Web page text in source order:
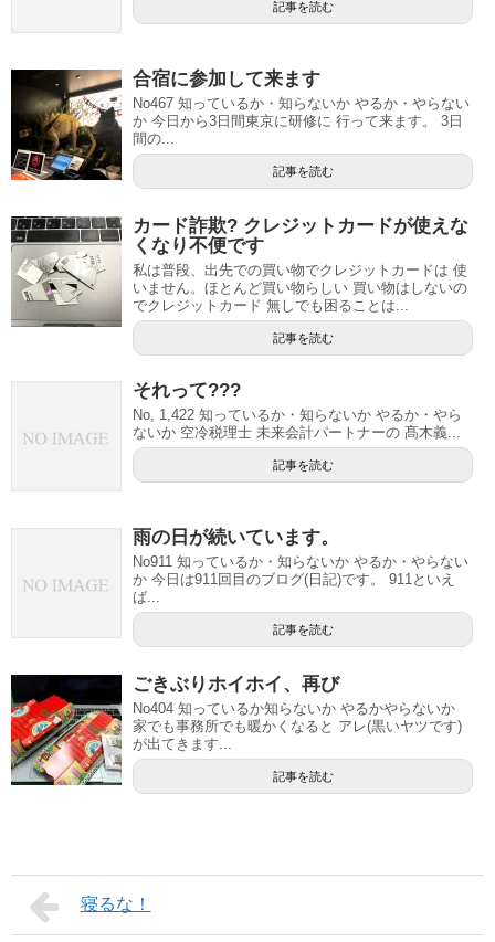
記事を読む
合宿に参加して来ます
No467 知っているか・知らないか やるか・やらない
か 今日から3日間東京に研修に 行って来ます。 3日
間の...
記事を読む
カード詐欺? クレジットカードが使えな
くなり不便です
私は普段、出先での買い物でクレジットカードは 使
いません。ほとんど買い物らしい 買い物はしないの
でクレジットカード 無しでも困ることは...
記事を読む
それって???
No, 1,422 知っているか・知らないか やるか・やら
ないか 空冷税理士 未来会計パートナーの 髙木義...
記事を読む
雨の日が続いています。
No911 知っているか・知らないか やるか・やらない
か 今日は911回目のブログ(日記)です。 911といえ
ば...
記事を読む
ごきぶりホイホイ、再び
No404 知っているか知らないか やるかやらないか
家でも事務所でも暖かくなると アレ(黒いヤツです)
が出てきます...
記事を読む
寝るな！